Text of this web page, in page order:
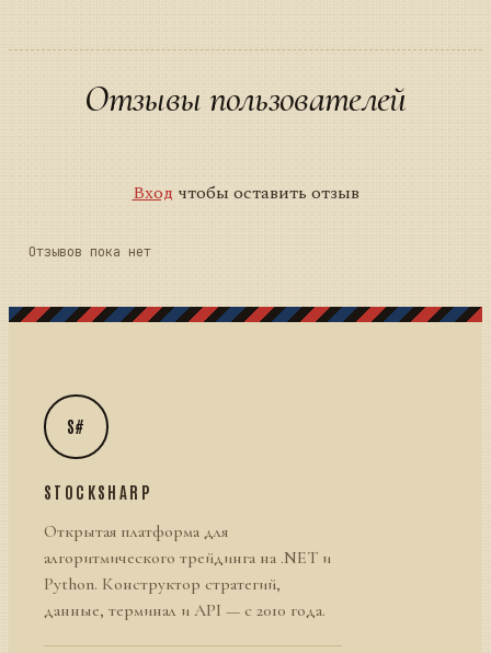
Отзывы пользователей
Вход чтобы оставить отзыв
Отзывов пока нет
S#
STOCKSHARP
Открытая платформа для
алгоритмического трейдинга на .NET и
Python. Конструктор стратегий,
данные, терминал и API — с 2010 года.